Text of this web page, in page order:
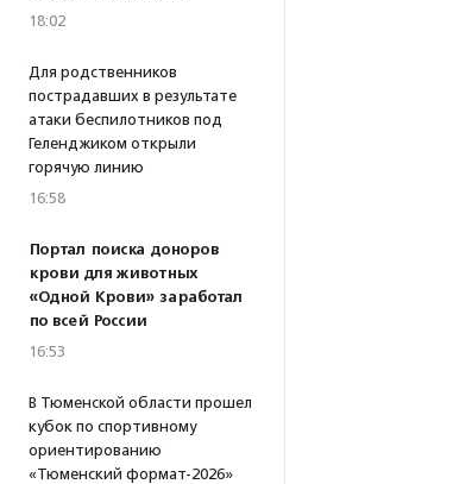
18:02
Для родственников
пострадавших в результате
атаки беспилотников под
Геленджиком открыли
горячую линию
16:58
Портал поиска доноров
крови для животных
«Одной Крови» заработал
по всей России
16:53
В Тюменской области прошел
кубок по спортивному
ориентированию
«Тюменский формат-2026»